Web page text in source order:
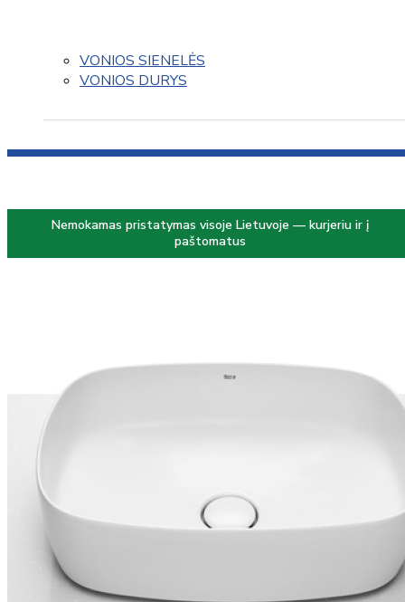
VONIOS SIENELĖS
VONIOS DURYS
Nemokamas pristatymas visoje Lietuvoje — kurjeriu ir į
paštomatus